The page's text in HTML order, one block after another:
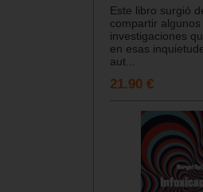
Este libro surgió
compartir
investigaciones
en esas
aut...
21.90 €